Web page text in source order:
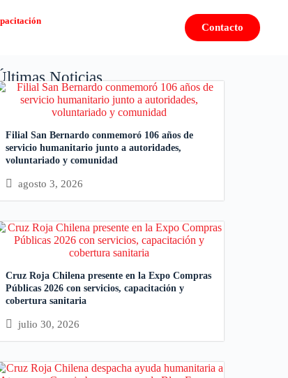
Contacto
Noticias
Filial San Bernardo conmemoró 106 años de
servicio humanitario junto a autoridades,
voluntariado y comunidad
agosto 3, 2026
Cruz Roja Chilena presente en la Expo Compras
Públicas 2026 con servicios, capacitación y
cobertura sanitaria
julio 30, 2026